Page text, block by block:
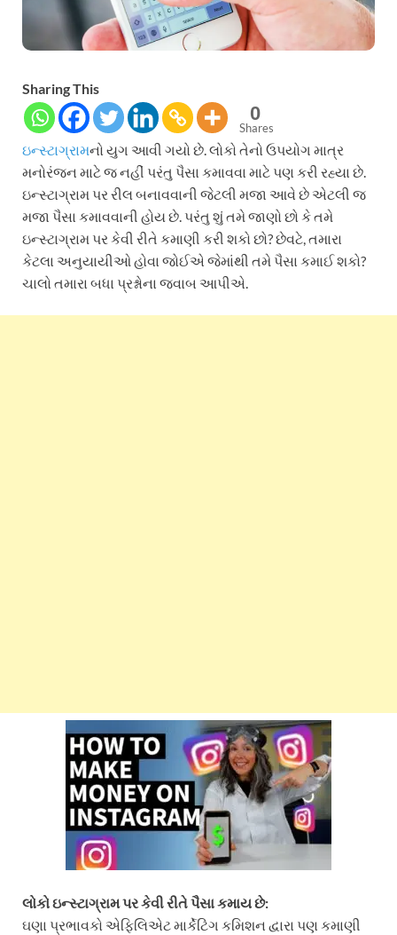
Sharing This
0
Shares
ઇન્સ્ટાગ્રામનો યુગ આવી ગયો છે. લોકો તેનો ઉપયોગ માત્ર
મનોરંજન માટે જ નહીં પરંતુ પૈસા કમાવવા માટે પણ કરી રહ્યા છે.
ઇન્સ્ટાગ્રામ પર રીલ બનાવવાની જેટલી મજા આવે છે એટલી જ
મજા પૈસા કમાવવાની હોય છે. પરંતુ શું તમે જાણો છો કે તમે
ઇન્સ્ટાગ્રામ પર કેવી રીતે કમાણી કરી શકો છો? છેવટે, તમારા
કેટલા અનુયાયીઓ હોવા જોઈએ જેમાંથી તમે પૈસા કમાઈ શકો?
ચાલો તમારા બધા પ્રશ્નોના જવાબ આપીએ.
લોકો ઇન્સ્ટાગ્રામ પર કેવી રીતે પૈસા કમાય છે:
ઘણા પ્રભાવકો એફિલિએટ માર્કેટિંગ કમિશન દ્વારા પણ કમાણી